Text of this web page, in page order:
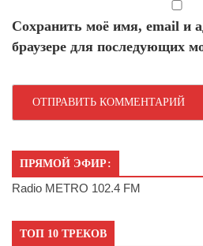
Сохранить моё имя, email и
браузере для последующих
ПРЯМОЙ ЭФИР:
Radio METRO 102.4 FM
ТОП 10 ТРЕКОВ